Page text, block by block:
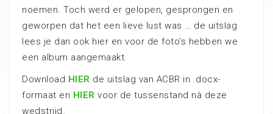
noemen. Toch werd er gelopen, gesprongen en
geworpen dat het een lieve lust was … de uitslag
lees je dan ook hier en voor de foto’s hebben we
een album aangemaakt.
Download HIER de uitslag van ACBR in .docx-
formaat en HIER voor de tussenstand nà deze
wedstrijd.